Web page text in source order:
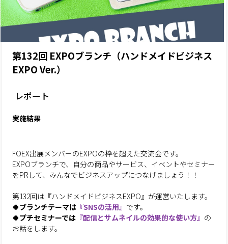
第132回 EXPOブランチ（ハンドメイドビジネス
EXPO Ver.）
レポート
実施結果
FOEX出展メンバーのEXPOの枠を超えた交流会です。
EXPOブランチで、自分の商品やサービス、イベントやセミナー
をPRして、みんなでビジネスアップにつなげましょう！！
第132回は『ハンドメイドビジネスEXPO』が運営いたします。
🍀ブランチテーマは 『SNSの活用』 です。
🍀プチセミナーでは 『配信とサムネイルの効果的な使い方』 の
お話をします。